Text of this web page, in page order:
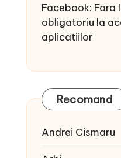
Facebook: Fara
obligatoriu la
aplicatiilor
Recomand
Andrei Cismaru